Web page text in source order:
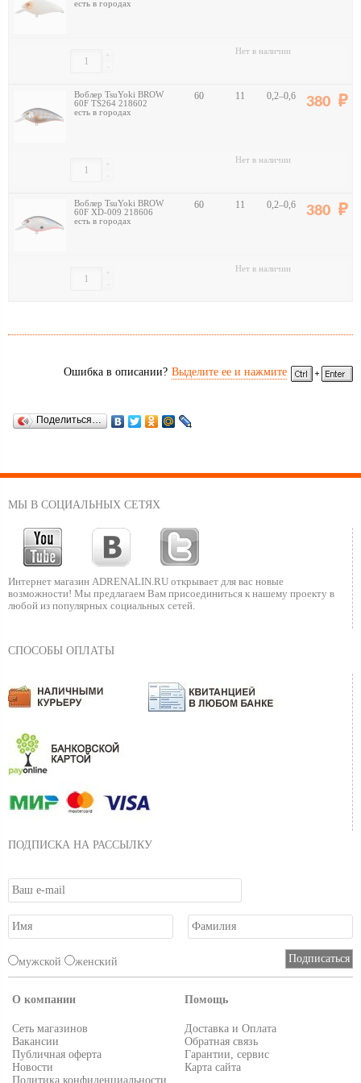
есть в городах
-
+ Нет в наличии
Воблер TsuYoki BROW
60F TS264 218602
есть в городах
60 11 0,2–0,6 380
-
+ Нет в наличии
Воблер TsuYoki BROW
60F XD-009 218606
есть в городах
60 11 0,2–0,6 380
-
+ Нет в наличии
Ошибка в описании? Выделите ее и нажмите
Поделиться…
МЫ В СОЦИАЛЬНЫХ СЕТЯХ
Интернет магазин ADRENALIN.RU открывает для вас новые
возможности! Мы предлагаем Вам присоединиться к нашему проекту в
любой из популярных социальных сетей.
СПОСОБЫ ОПЛАТЫ
ПОДПИСКА НА РАССЫЛКУ
мужской женский
О компании
Сеть магазинов
Вакансии
Публичная оферта
Новости
Политика конфиденциальности
Помощь
Доставка и Оплата
Обратная связь
Гарантии, сервис
Карта сайта